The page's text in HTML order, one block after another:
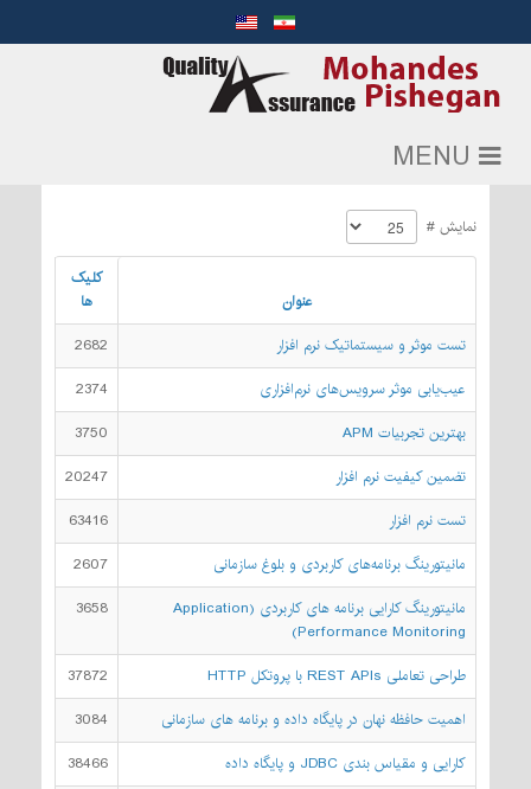
نمایش #
عنوان
کلیک
ها
تست موثر و سیستماتیک نرم افزار
2682
عیب‌یابی موثر سرویس‌های نرم‌افزاری
2374
بهترین تجربیات APM
3750
تضمین کیفیت نرم افزار
20247
تست نرم افزار
63416
مانیتورینگ برنامه‌های کاربردی و بلوغ سازمانی
2607
مانیتورینگ کارایی برنامه های کاربردی (Application
Performance Monitoring)
3658
طراحی تعاملی REST APIs با پروتکل HTTP
37872
اهمیت حافظه نهان در پایگاه داده و برنامه های سازمانی
3084
کارایی و مقیاس بندی JDBC و پایگاه داده
38466